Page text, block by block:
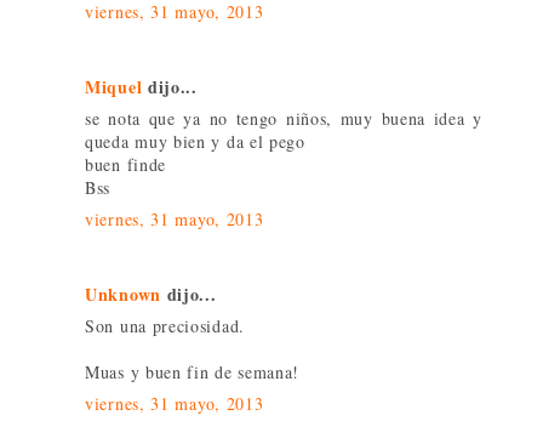
viernes, 31 mayo, 2013
Miquel dijo...
se nota que ya no tengo niños, muy buena idea y
queda muy bien y da el pego
buen finde
Bss
viernes, 31 mayo, 2013
Unknown dijo...
Son una preciosidad.
Muas y buen fin de semana!
viernes, 31 mayo, 2013